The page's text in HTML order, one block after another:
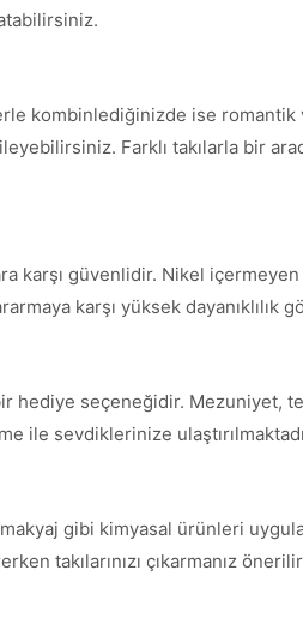
kombinlediğinizde ise romantik
Farklı takılarla bir
güvenlidir. Nikel içermeyen
karşı yüksek dayanıklılık
hediye seçeneğidir. Mezuniyet,
ile sevdiklerinize
makyaj gibi kimyasal ürünleri
takılarınızı çıkarmanız